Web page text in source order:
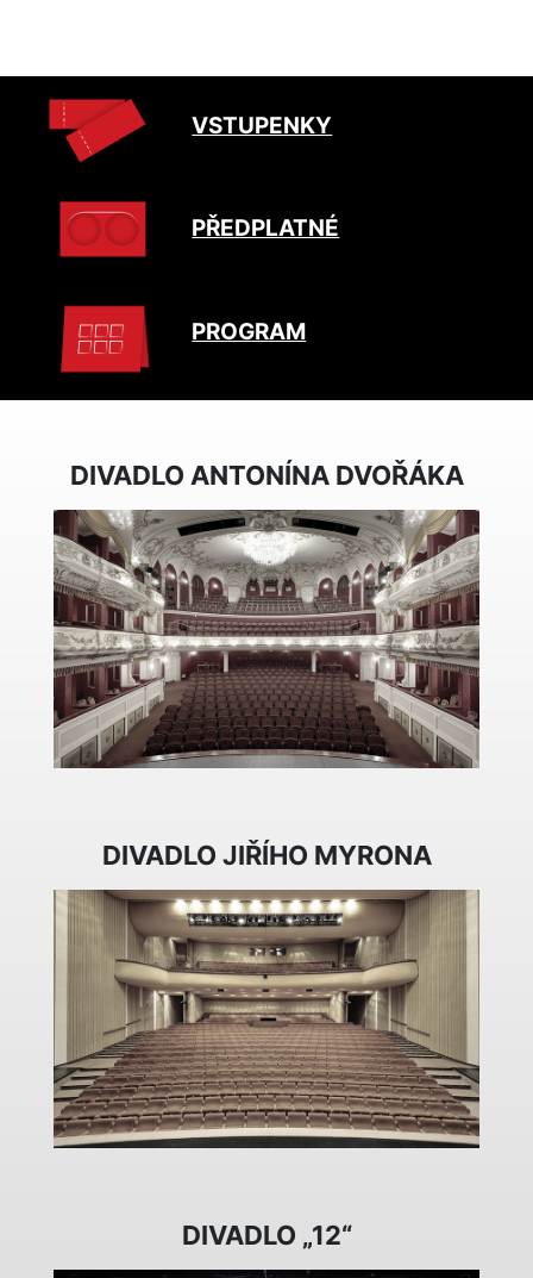
VSTUPENKY
PŘEDPLATNÉ
PROGRAM
DIVADLO ANTONÍNA DVOŘÁKA
DIVADLO JIŘÍHO MYRONA
DIVADLO „12“